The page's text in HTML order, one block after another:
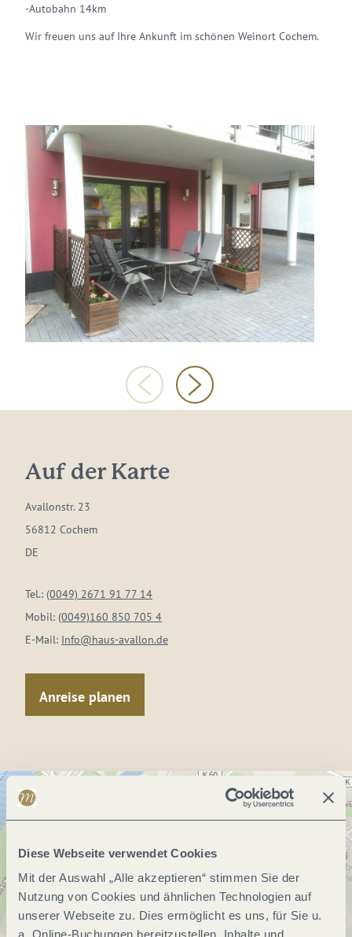
Diese Webseite verwendet Cookies
Mit der Auswahl „Alle akzeptieren“ stimmen Sie der
Nutzung von Cookies und ähnlichen Technologien auf
unserer Webseite zu. Dies ermöglicht es uns, für Sie u.
a. Online-Buchungen bereitzustellen, Inhalte und
-Autobahn 14km
Wir freuen uns auf Ihre Ankunft im schönen Weinort Cochem.
Auf der Karte
Avallonstr. 23
56812 Cochem
DE
Tel.: (0049) 2671 91 77 14
Mobil: (0049)160 850 705 4
E-Mail: Info@haus-avallon.de
Anreise planen